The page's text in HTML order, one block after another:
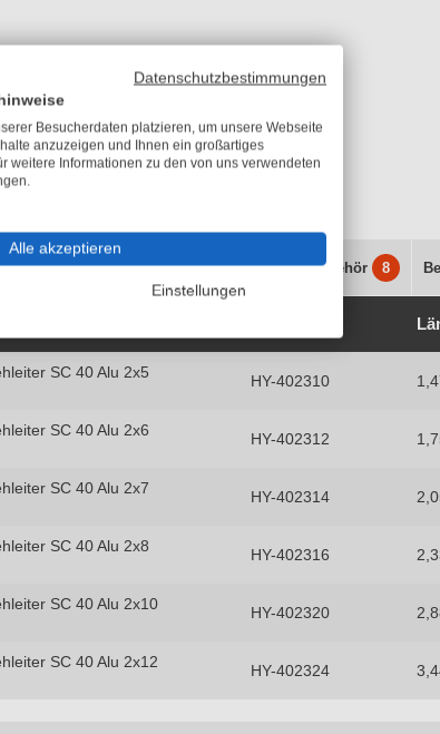
Beschreibung Technische Details Zubehör 8
SC 40 Alu 2x5
HY-402310
SC 40 Alu 2x6
HY-402312
SC 40 Alu 2x7
HY-402314
SC 40 Alu 2x8
HY-402316
SC 40 Alu 2x10
HY-402320
SC 40 Alu 2x12
HY-402324
Datenschutzbestimmungen
Besucherdaten platzieren, um unsere Webseite
anzuzeigen und Ihnen ein großartiges
weitere Informationen zu den von uns verwendeten
Alle akzeptieren
Einstellungen